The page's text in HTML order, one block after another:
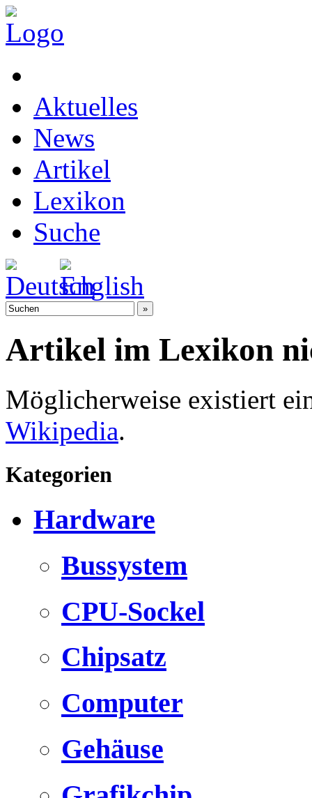
Aktuelles
News
Artikel
Lexikon
Suche
Artikel im Lexikon
Möglicherweise existiert
Wikipedia.
Kategorien
Hardware
Bussystem
CPU-Sockel
Chipsatz
Computer
Gehäuse